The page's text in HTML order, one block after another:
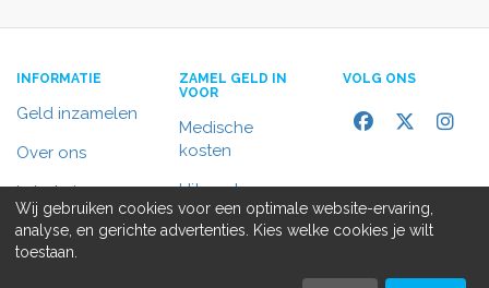
INFORMATIE
Geld inzamelen
Over ons
In het nieuws
Contact
ZAMEL GELD IN
VOOR
Medische
kosten
Uitvaart
Rolstoelbus
VOLG ONS
Wij gebruiken cookies voor een optimale website-ervaring,
analyse, en gerichte advertenties. Kies welke cookies je wilt
toestaan.